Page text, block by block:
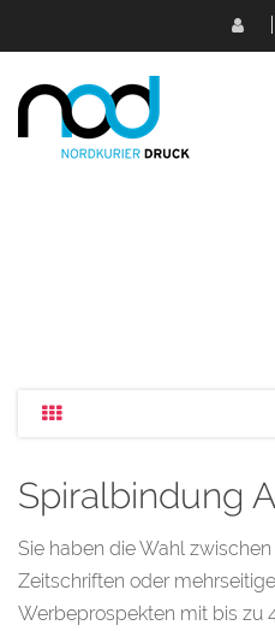
Spiralbindung
Sie haben die Wahl
Zeitschriften oder
Werbeprospekten mit bis zu